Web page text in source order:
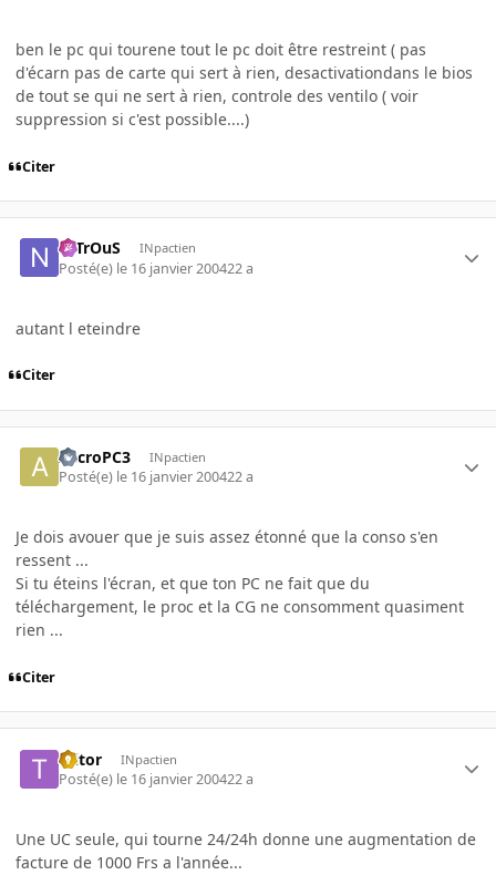
ben le pc qui tourene tout le pc doit être restreint ( pas
d'écarn pas de carte qui sert à rien, desactivationdans le bios
de tout se qui ne sert à rien, controle des ventilo ( voir
suppression si c'est possible....)
Citer
NiTrOuS INpactien
Posté(e) le 16 janvier 200422 a
autant l eteindre
Citer
AccroPC3 INpactien
Posté(e) le 16 janvier 200422 a
Je dois avouer que je suis assez étonné que la conso s'en
ressent ...
Si tu éteins l'écran, et que ton PC ne fait que du
téléchargement, le proc et la CG ne consomment quasiment
rien ...
Citer
Ttitor INpactien
Posté(e) le 16 janvier 200422 a
Une UC seule, qui tourne 24/24h donne une augmentation de
facture de 1000 Frs a l'année...